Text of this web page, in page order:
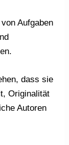
Aufgaben
dass sie
Originalität
Autoren